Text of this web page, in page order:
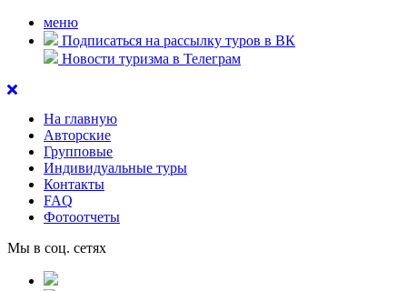
меню
Подписаться на рассылку туров в ВК
Новости туризма в Телеграм
На главную
Авторские
Групповые
Индивидуальные туры
Контакты
FAQ
Фотоотчеты
Мы в соц. сетях